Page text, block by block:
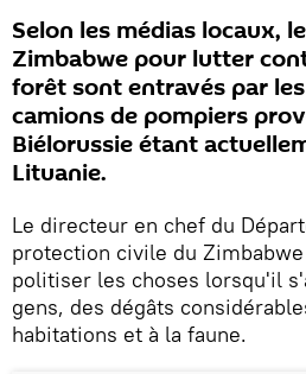
Selon les médias locaux,
Zimbabwe pour lutter
forêt sont entravés par
camions de pompiers
Biélorussie étant
Lituanie.
Le directeur en chef du
protection civile du
politiser les choses lorsqu'il
gens, des dégâts
habitations et à la faune.